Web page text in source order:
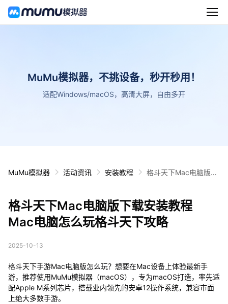
MuMu模拟器，不挑设备，秒开秒用！
适配Windows/macOS，高清大屏，自由多开
MuMu模拟器 活动资讯 安装教程
格斗天下Mac电脑版下
格斗天下Mac电脑版下载安装教程
Mac电脑怎么玩格斗天下攻略
2025-10-13
格斗天下手游Mac电脑版怎么玩？想要在Mac设备上体验最新手
游，推荐使用MuMu模拟器（macOS），专为macOS打造，率先适
配Apple M系列芯片，搭载业内领先的安卓12操作系统，兼容市面
上绝大多数手游。